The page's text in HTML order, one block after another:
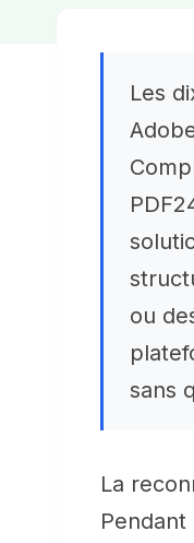
Les
ou
sans
La